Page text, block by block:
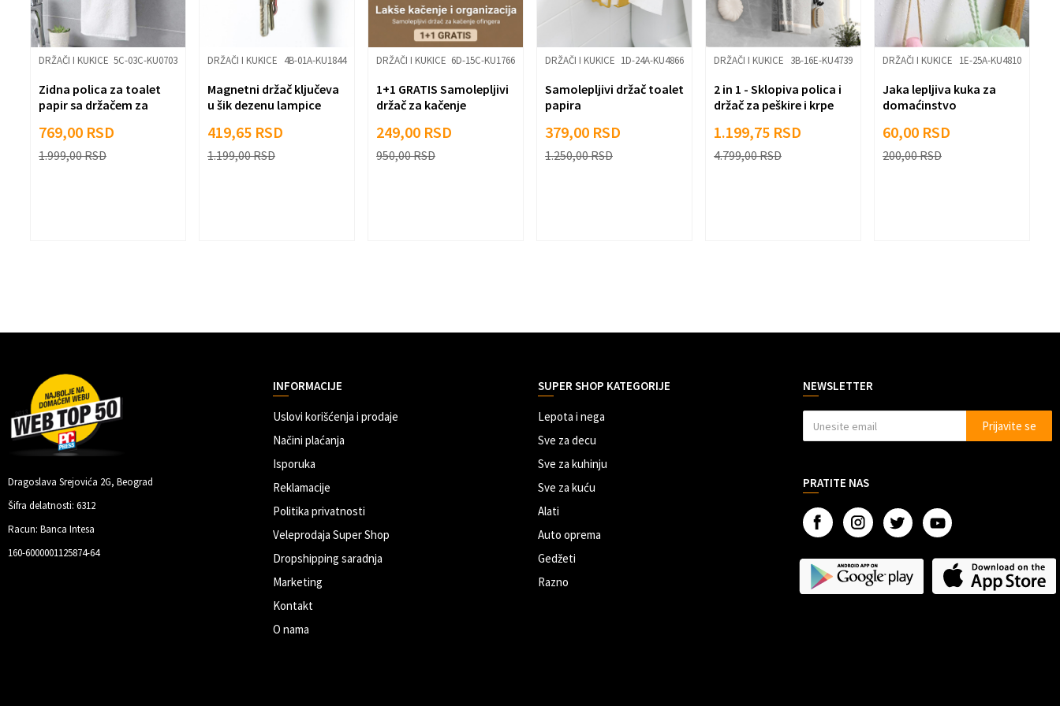
Pošalji
DRŽAČI I KUKICE 5C-03C-KU0703
Zidna polica za toalet
papir sa držačem za
769,00 RSD
1.999,00RSD
DRŽAČI I KUKICE 4B-01A-KU1844
Magnetni držač ključeva
u šik dezenu lampice
419,65 RSD
1.199,00RSD
DRŽAČI I KUKICE 6D-15C-KU1766
1+1 GRATIS Samolepljivi
držač za kačenje
249,00 RSD
950,00RSD
DRŽAČI I KUKICE 1D-24A-KU4866
Samolepljivi držač toalet
papira
379,00 RSD
1.250,00RSD
DRŽAČI I KUKICE 3B-16E-KU4739
2 in 1 - Sklopiva polica i
držač za peškire i krpe
1.199,75 RSD
4.799,00RSD
DRŽAČI I KUKICE 1E-25A-KU4810
Jaka lepljiva kuka za
domaćinstvo
60,00 RSD
200,00RSD
Dragoslava Srejovića 2G, Beograd
Šifra delatnosti: 6312
Racun: Banca Intesa
160-6000001125874-64
INFORMACIJE
Uslovi korišćenja i prodaje
Načini plaćanja
Isporuka
Reklamacije
Politika privatnosti
Veleprodaja Super Shop
Dropshipping saradnja
Marketing
Kontakt
O nama
SUPER SHOP KATEGORIJE
Lepota i nega
Sve za decu
Sve za kuhinju
Sve za kuću
Alati
Auto oprema
Gedžeti
Razno
NEWSLETTER
Prijavite se
PRATITE NAS